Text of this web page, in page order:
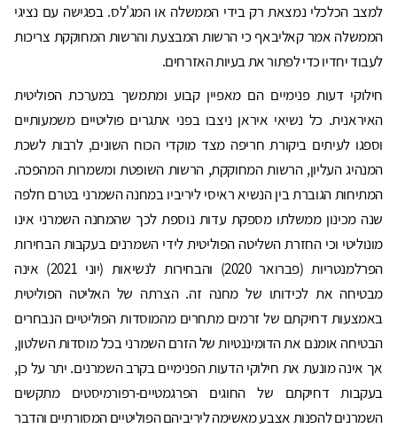
למצב הכלכלי נמצאת רק בידי הממשלה או המג'לס. בפגישה עם נציגי
הממשלה אמר קאליבאף כי הרשות המבצעת והרשות המחוקקת צריכות
לעבוד יחדיו כדי לפתור את בעיות האזרחים.
חילוקי דעות פנימיים הם מאפיין קבוע ומתמשך במערכת הפוליטית
האיראנית. כל נשיאי איראן ניצבו בפני אתגרים פוליטיים משמעותיים
וספגו לעיתים ביקורת חריפה מצד מוקדי הכוח השונים, לרבות לשכת
המנהיג העליון, הרשות המחוקקת, הרשות השופטת ומשמרות המהפכה.
המתיחות הגוברת בין הנשיא ראיסי ליריביו במחנה השמרני בטרם חלפה
שנה מכינון ממשלתו מספקת עדות נוספת לכך שהמחנה השמרני אינו
מונוליטי וכי החזרת השליטה הפוליטית לידי השמרנים בעקבות הבחירות
הפרלמנטריות (פברואר 2020) והבחירות לנשיאות (יוני 2021) אינה
מבטיחה את לכידותו של מחנה זה. הצרתה של האליטה הפוליטית
באמצעות דחיקתם של זרמים מתחרים מהמוסדות הפוליטיים הנבחרים
הבטיחה אומנם את הדומיננטיות של הזרם השמרני בכל מוסדות השלטון,
אך אינה מונעת את חילוקי הדעות הפנימיים בקרב השמרנים. יתר על כן,
בעקבות דחיקתם של החוגים הפרגמטיים-רפורמיסטים מתקשים
השמרנים להפנות אצבע מאשימה ליריביהם הפוליטיים המסורתיים והדבר